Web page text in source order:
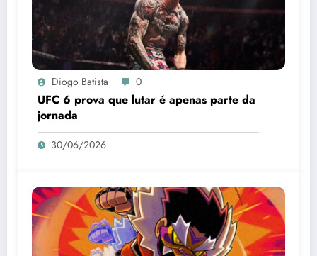
Diogo Batista 0
UFC 6 prova que lutar é apenas parte da
jornada
30/06/2026